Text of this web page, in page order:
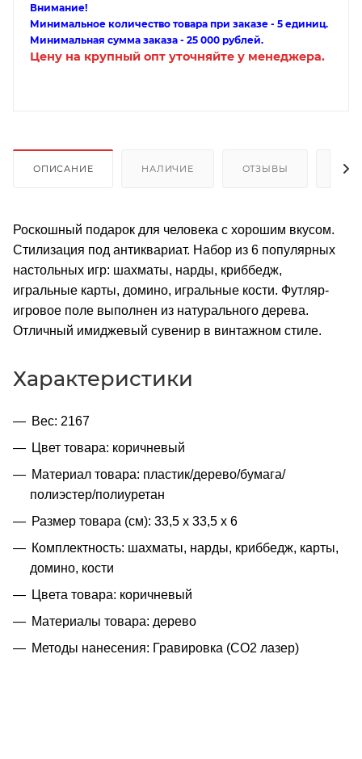
Внимание!
Минимальное количество товара при заказе - 5 единиц.
Минимальная сумма заказа - 25 000 рублей.
Цену на крупный опт уточняйте у менеджера.
ОПИСАНИЕ НАЛИЧИЕ ОТЗЫВЫ
Роскошный подарок для человека с хорошим вкусом.
Стилизация под антиквариат. Набор из 6 популярных
настольных игр: шахматы, нарды, криббедж,
игральные карты, домино, игральные кости. Футляр-
игровое поле выполнен из натурального дерева.
Отличный имиджевый сувенир в винтажном стиле.
Характеристики
Вес: 2167
Цвет товара: коричневый
Материал товара: пластик/дерево/бумага/
полиэстер/полиуретан
Размер товара (см): 33,5 х 33,5 х 6
Комплектность: шахматы, нарды, криббедж, карты,
домино, кости
Цвета товара: коричневый
Материалы товара: дерево
Методы нанесения: Гравировка (CO2 лазер)